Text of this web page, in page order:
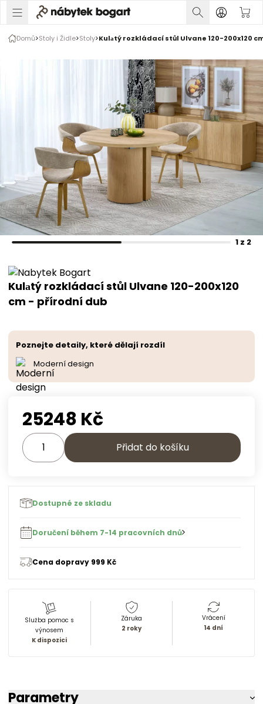
Domů Stoly i Židle Stoly Kulаtý rozkládací stůl Ulvane 120-200x120
1 z 2
Kulаtý rozkládací stůl Ulvane 120-200x120
cm - přírodní dub
Poznejte detaily, které dělají rozdíl
Moderní design
25248 Kč
Přidat do košíku
Dostupné ze skladu
Doručení během 7-14 pracovních dnů
Cena dopravy 999 Kč
Služba pomoc s
výnosem
K dispozici
Záruka
2 roky
Vrácení
14 dní
Parametry